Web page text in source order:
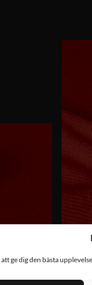
ge dig den bästa